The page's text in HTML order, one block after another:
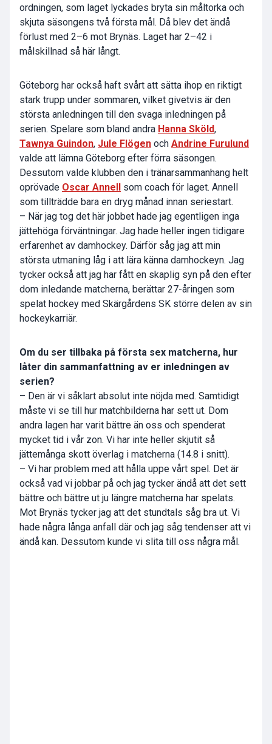
ordningen, som laget lyckades bryta sin måltorka och
skjuta säsongens två första mål. Då blev det ändå
förlust med 2–6 mot Brynäs. Laget har 2–42 i
målskillnad så här långt.
Göteborg har också haft svårt att sätta ihop en riktigt
stark trupp under sommaren, vilket givetvis är den
största anledningen till den svaga inledningen på
serien. Spelare som bland andra Hanna Sköld,
Tawnya Guindon, Jule Flögen och Andrine Furulund
valde att lämna Göteborg efter förra säsongen.
Dessutom valde klubben den i tränarsammanhang helt
oprövade Oscar Annell
som coach för laget. Annell
som tillträdde bara en dryg månad innan seriestart.
– När jag tog det här jobbet hade jag egentligen inga
jättehöga förväntningar. Jag hade heller ingen tidigare
erfarenhet av damhockey. Därför såg jag att min
största utmaning låg i att lära känna damhockeyn. Jag
tycker också att jag har fått en skaplig syn på den efter
dom inledande matcherna, berättar 27-åringen som
spelat hockey med Skärgårdens SK större delen av sin
hockeykarriär.
Om du ser tillbaka på första sex matcherna, hur
låter din sammanfattning av er inledningen av
serien?
– Den är vi såklart absolut inte nöjda med. Samtidigt
måste vi se till hur matchbilderna har sett ut. Dom
andra lagen har varit bättre än oss och spenderat
mycket tid i vår zon. Vi har inte heller skjutit så
jättemånga skott överlag i matcherna (14.8 i snitt).
– Vi har problem med att hålla uppe vårt spel. Det är
också vad vi jobbar på och jag tycker ändå att det sett
bättre och bättre ut ju längre matcherna har spelats.
Mot Brynäs tycker jag att det stundtals såg bra ut. Vi
hade några långa anfall där och jag såg tendenser att vi
ändå kan. Dessutom kunde vi slita till oss några mål.